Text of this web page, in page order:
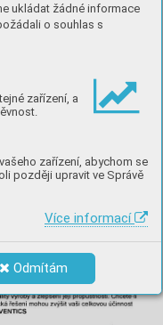
ukládat žádné informace
o souhlas s
zařízení, a
zařízení, abychom se
později upravit ve Správě
Více informací
Odmítám